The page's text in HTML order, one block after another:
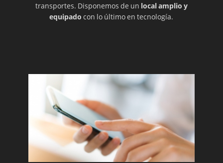
Intraoral
Lingual
Maligno
Maloclusión
Membrana Mucosa
Mucosa Oral
Odontopediatra
transportes. Disponemos de un local amplio y
equipado con lo último en tecnología.